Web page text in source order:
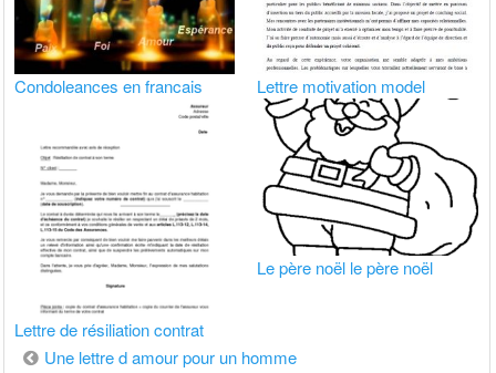
Condoleances en francais Lettre motivation model
Lettre de résiliation contrat
Le père noël le père noël
Navigation
Une lettre d amour pour un homme